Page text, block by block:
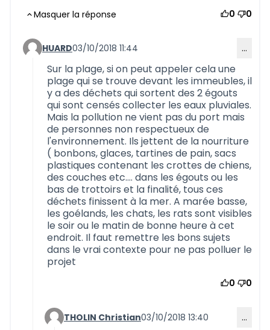
Masquer la réponse 0 0
Commentaire 581 (réponse au commentaire 568)
HUARD03/10/2018 11:44 …
Sur la plage, si on peut appeler cela une
plage qui se trouve devant les immeubles, il
y a des déchets qui sortent des 2 égouts
qui sont censés collecter les eaux pluviales.
Mais la pollution ne vient pas du port mais
de personnes non respectueux de
l'environnement. Ils jettent de la nourriture
( bonbons, glaces, tartines de pain, sacs
plastiques contenant les crottes de chiens,
des couches etc.... dans les égouts ou les
bas de trottoirs et la finalité, tous ces
déchets finissent à la mer. A marée basse,
les goélands, les chats, les rats sont visibles
le soir ou le matin de bonne heure à cet
endroit. Il faut remettre les bons sujets
dans le vrai contexte pour ne pas polluer le
projet
0 0
Commentaire 583 (réponse au commentaire
THOLIN Christian03/10/2018 13:40 …